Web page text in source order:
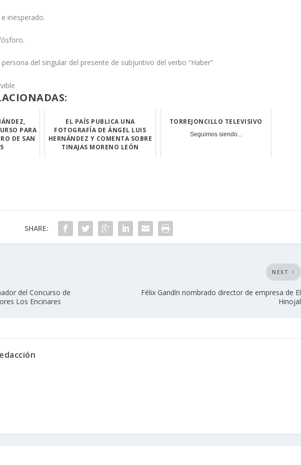
inesperado.
del singular del presente de subjuntivo del verbo “Haber”
PARA
DE SAN
EL PAÍS PUBLICA UNA
FOTOGRAFÍA DE ÁNGEL LUIS
HERNÁNDEZ Y COMENTA SOBRE
TINAJAS MORENO LEÓN
TORREJONCILLO TELEVISIVO
Seguimos siendo...
SHARE:
del Concurso de
Los Encinares
NEXT
Félix Gandín nombrado director de empresa de El
Hinojal